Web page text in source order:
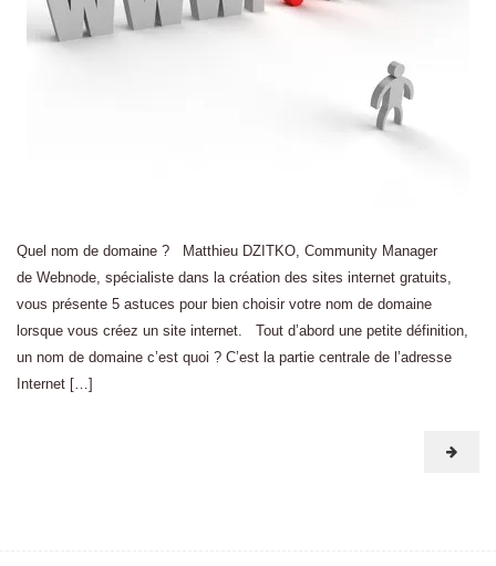
Quel nom de domaine ? Matthieu DZITKO, Community Manager
de Webnode, spécialiste dans la création des sites internet gratuits,
vous présente 5 astuces pour bien choisir votre nom de domaine
lorsque vous créez un site internet. Tout d’abord une petite définition,
un nom de domaine c’est quoi ? C’est la partie centrale de l’adresse
Internet […]